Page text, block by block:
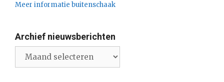
Meer informatie buitenschaak
Archief nieuwsberichten
nieuwsberichten